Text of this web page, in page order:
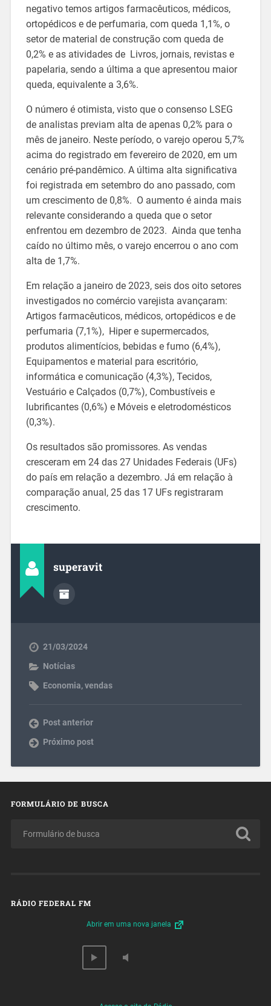
negativo temos artigos farmacêuticos, médicos,
ortopédicos e de perfumaria, com queda 1,1%, o
setor de material de construção com queda de
0,2% e as atividades de Livros, jornais, revistas e
papelaria, sendo a última a que apresentou maior
queda, equivalente a 3,6%.
O número é otimista, visto que o consenso LSEG
de analistas previam alta de apenas 0,2% para o
mês de janeiro. Neste período, o varejo operou 5,7%
acima do registrado em fevereiro de 2020, em um
cenário pré-pandêmico. A última alta significativa
foi registrada em setembro do ano passado, com
um crescimento de 0,8%. O aumento é ainda mais
relevante considerando a queda que o setor
enfrentou em dezembro de 2023. Ainda que tenha
caído no último mês, o varejo encerrou o ano com
alta de 1,7%.
Em relação a janeiro de 2023, seis dos oito setores
investigados no comércio varejista avançaram:
Artigos farmacêuticos, médicos, ortopédicos e de
perfumaria (7,1%), Hiper e supermercados,
produtos alimentícios, bebidas e fumo (6,4%),
Equipamentos e material para escritório,
informática e comunicação (4,3%), Tecidos,
Vestuário e Calçados (0,7%), Combustíveis e
lubrificantes (0,6%) e Móveis e eletrodomésticos
(0,3%).
Os resultados são promissores. As vendas
cresceram em 24 das 27 Unidades Federais (UFs)
do país em relação a dezembro. Já em relação à
comparação anual, 25 das 17 UFs registraram
crescimento.
superavit
21/03/2024
Notícias
Economia,vendas
Post anterior
Próximo post
FORMULÁRIO DE BUSCA
RÁDIO FEDERAL FM
Abrir em uma nova janela